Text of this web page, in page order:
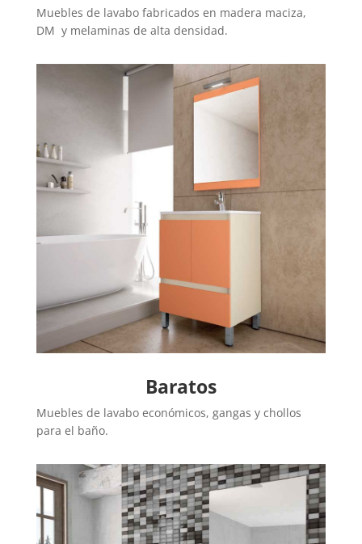
Muebles de lavabo fabricados en madera maciza,
DM y melaminas de alta densidad.
Baratos
Muebles de lavabo económicos, gangas y chollos
para el baño.